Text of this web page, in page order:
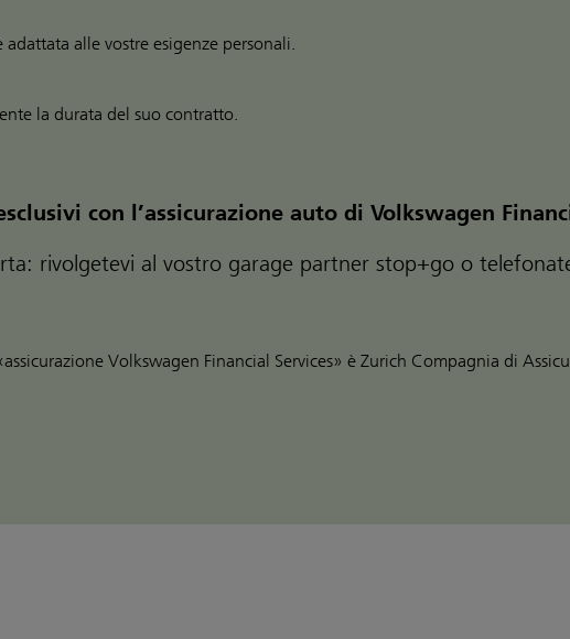
adattata alle vostre esigenze personali.
la durata del suo contratto.
con l’assicurazione auto di Volkswagen
rivolgetevi al vostro garage partner stop+go o
Volkswagen Financial Services» è Zurich Compagnia di